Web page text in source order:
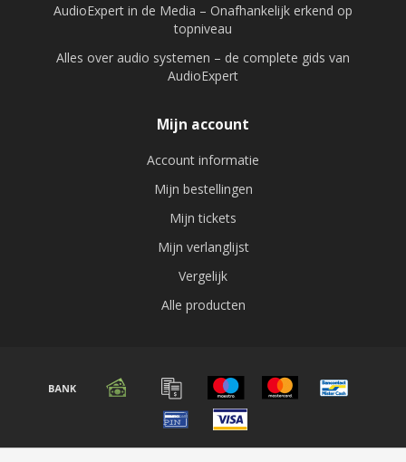
AudioExpert in de Media – Onafhankelijk erkend op
topniveau
Alles over audio systemen – de complete gids van
AudioExpert
Mijn account
Account informatie
Mijn bestellingen
Mijn tickets
Mijn verlanglijst
Vergelijk
Alle producten